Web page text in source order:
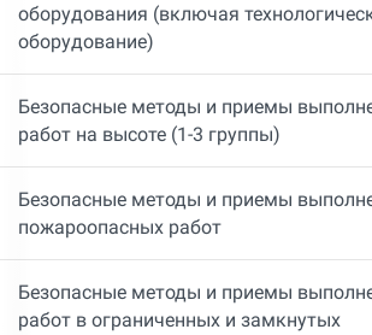
оборудования (включая
оборудование)
Безопасные методы и приемы
работ на высоте (1-3 группы)
Безопасные методы и приемы
пожароопасных работ
Безопасные методы и приемы
работ в ограниченных и замкнутых